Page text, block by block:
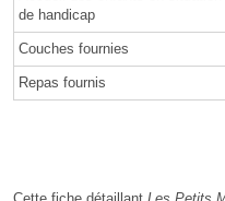
de handicap
Couches fournies
Repas fournis